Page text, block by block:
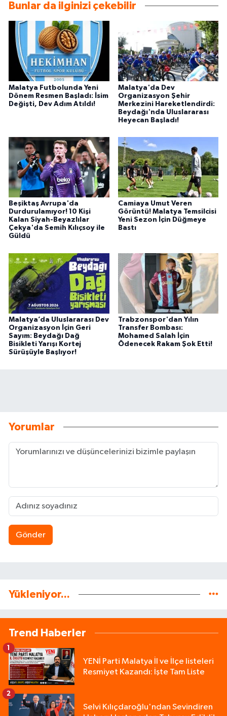
Bunlar da ilginizi çekebilir
Malatya Futbolunda Yeni
Dönem Resmen Başladı: İsim
Değişti, Dev Adım Atıldı!
Malatya'da Dev
Organizasyon Şehir
Merkezini Hareketlendirdi:
Beydağı'nda Uluslararası
Heyecan Başladı!
Beşiktaş Avrupa'da
Durdurulamıyor! 10 Kişi
Kalan Siyah-Beyazlılar
Çekya'da Semih Kılıçsoy ile
Güldü
Camiaya Umut Veren
Görüntü! Malatya Temsilcisi
Yeni Sezon İçin Düğmeye
Bastı
Malatya’da Uluslararası Dev
Organizasyon İçin Geri
Sayım: Beydağı Dağ
Bisikleti Yarışı Kortej
Sürüşüyle Başlıyor!
Trabzonspor'dan Yılın
Transfer Bombası:
Mohamed Salah İçin
Ödenecek Rakam Şok Etti!
Yorumlar
Gönder
Yükleniyor...
Trend Haberler
YENİ Parti Malatya İl ve İlçe listeleri
Resmiyet Kazandı: İşte Tam Liste
1
Selvi Kılıçdaroğlu'ndan Sevindiren
2